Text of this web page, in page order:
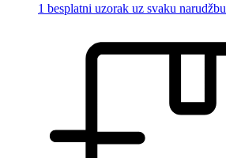
1 besplatni uzorak uz svaku narudžbu